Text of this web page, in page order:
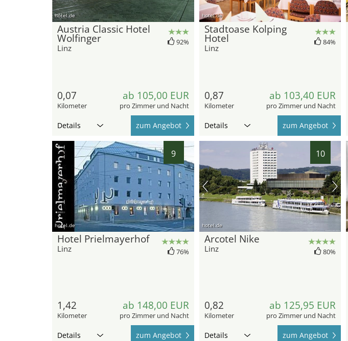
hotel.de
Austria Classic Hotel
Wolfinger
Linz
92%
0,07
Kilometer
ab 105,00 EUR
pro Zimmer und Nacht
Details zum Angebot
hotel.de
Stadtoase Kolping
Hotel
Linz
84%
0,87
Kilometer
ab 103,40 EUR
pro Zimmer und Nacht
Details zum Angebot
9
hotel.de
Hotel Prielmayerhof
Linz 76%
1,42
Kilometer
ab 148,00 EUR
pro Zimmer und Nacht
Details zum Angebot
10
hotel.de
Arcotel Nike
Linz 80%
0,82
Kilometer
ab 125,95 EUR
pro Zimmer und Nacht
Details zum Angebot